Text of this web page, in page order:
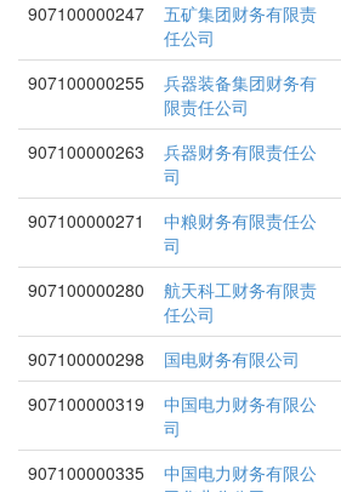
907100000247
五矿集团财务有限责
任公司
907100000255
兵器装备集团财务有
限责任公司
907100000263
兵器财务有限责任公
司
907100000271
中粮财务有限责任公
司
907100000280
航天科工财务有限责
任公司
907100000298 国电财务有限公司
907100000319
中国电力财务有限公
司
907100000335
中国电力财务有限公